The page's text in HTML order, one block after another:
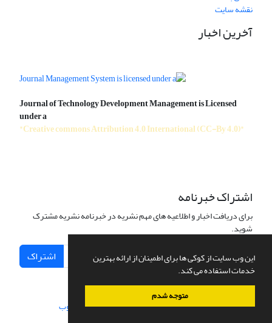
این وب سایت از کوکی ها برای اطمینان از ارائه بهترین
خدمات استفاده می کند.
متوجه شدم
نقشه سایت
آخرین اخبار
Journal of Technology Development Management is Licensed
under a
"Creative commons Attribution 4.0 International (CC-By 4.0)"
اشتراک خبرنامه
برای دریافت اخبار و اطلاعیه های مهم نشریه در خبرنامه نشریه مشترک
شوید.
اشتراک
سامانه مدیریت نشریات علمی.طراحی و پیاده سازی از سیناوب